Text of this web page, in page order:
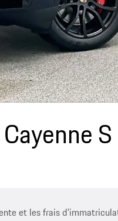
S
et les frais